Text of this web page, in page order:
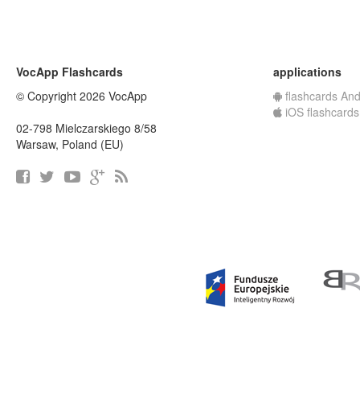
VocApp Flashcards
© Copyright 2026 VocApp
02-798 Mielczarskiego 8/58
Warsaw, Poland (EU)
applications
flashcards
iOS flashcards